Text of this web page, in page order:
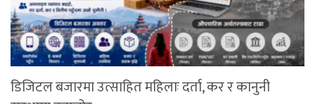
डिजिटल बजारमा उत्साहित महिलाः दर्ता, कर र कानुनी